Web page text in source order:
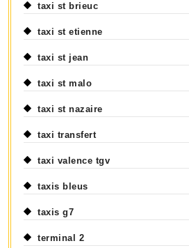
taxi st brieuc
taxi st etienne
taxi st jean
taxi st malo
taxi st nazaire
taxi transfert
taxi valence tgv
taxis bleus
taxis g7
terminal 2